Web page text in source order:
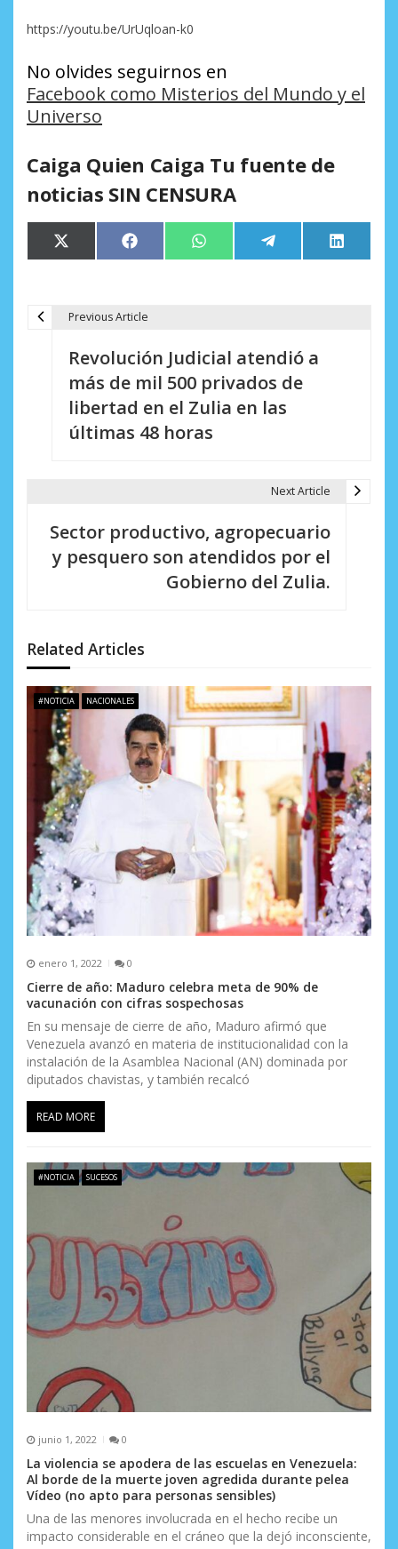
https://youtu.be/UrUqloan-k0
No olvides seguirnos en
Facebook como Misterios del Mundo y el
Universo
Caiga Quien Caiga Tu fuente de
noticias SIN CENSURA
Compartir
en
X
(Twitter)
Compartir
en
Facebook Compartir
en
WhatsApp Compartir
en
Telegram
en
LinkedIn
d
e
e
a
d
a
s
Previous Article
Revolución Judicial atendió a
más de mil 500 privados de
libertad en el Zulia en las
últimas 48 horas
Next Article
Sector productivo, agropecuario
y pesquero son atendidos por el
Gobierno del Zulia.
Related Articles
#NOTICIA NACIONALES
enero 1, 2022 0
Cierre de año: Maduro celebra meta de 90% de
vacunación con cifras sospechosas
En su mensaje de cierre de año, Maduro afirmó que
Venezuela avanzó en materia de institucionalidad con la
instalación de la Asamblea Nacional (AN) dominada por
diputados chavistas, y también recalcó
READ MORE
#NOTICIA SUCESOS
junio 1, 2022 0
La violencia se apodera de las escuelas en Venezuela:
Al borde de la muerte joven agredida durante pelea
Vídeo (no apto para personas sensibles)
Una de las menores involucrada en el hecho recibe un
impacto considerable en el cráneo que la dejó inconsciente,